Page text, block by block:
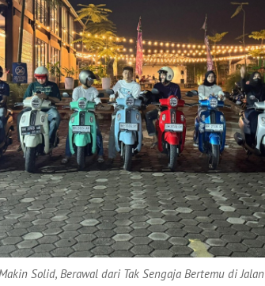
Solid, Berawal dari Tak Sengaja Bertemu di Jalan